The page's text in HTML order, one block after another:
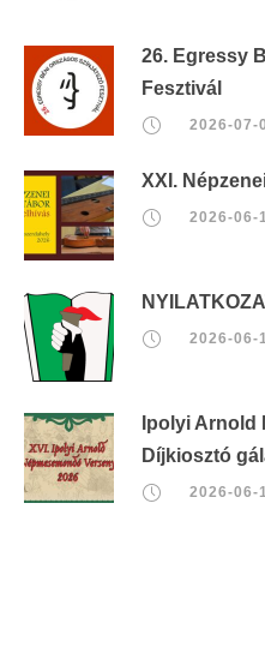
26. Egressy
Fesztivál
2026-07-
XXI.
2026-06-
2026-06-
Ipolyi Arnold
Díjkiosztó
2026-06-